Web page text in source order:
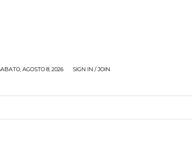
AGOSTO 8, 2026 SIGN IN / JOIN